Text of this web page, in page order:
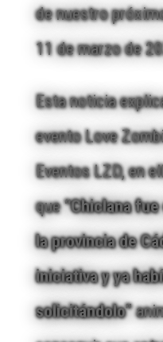
de nuestro
11 de marzo de
Esta noticia
evento Love
Eventos LZD, en
que“Chiclana
la provincia de
iniciativa y ya
solicitándolo”